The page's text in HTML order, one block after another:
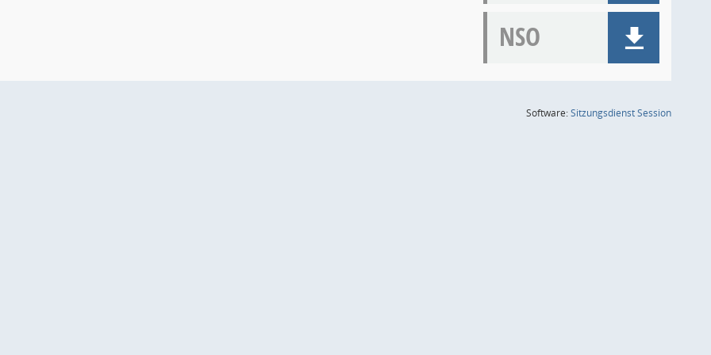
NSO
Software:SitzungsdienstSession(Wird in